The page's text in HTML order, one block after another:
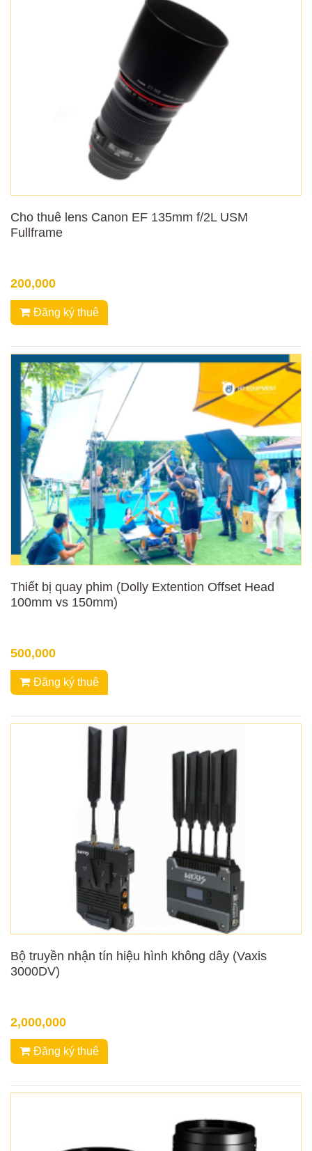
Cho thuê lens Canon EF 135mm f/2L USM
Fullframe
200,000
Đăng ký thuê
Thiết bị quay phim (Dolly Extention Offset Head
100mm vs 150mm)
500,000
Đăng ký thuê
Bộ truyền nhận tín hiệu hình không dây (Vaxis
3000DV)
2,000,000
Đăng ký thuê